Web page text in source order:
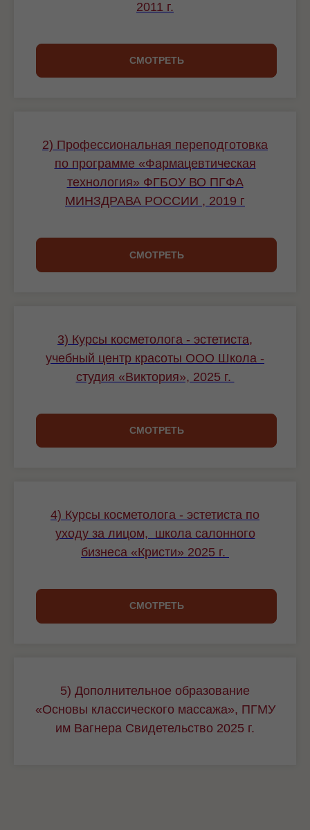
2011 г.
СМОТРЕТЬ
2) Профессиональная переподготовка
по программе «Фармацевтическая
технология» ФГБОУ ВО ПГФА
МИНЗДРАВА РОССИИ , 2019 г
СМОТРЕТЬ
3) Курсы косметолога - эстетиста,
учебный центр красоты ООО Школа -
студия «Виктория», 2025 г.
СМОТРЕТЬ
4) Курсы косметолога - эстетиста по
уходу за лицом, школа салонного
бизнеса «Кристи» 2025 г.
СМОТРЕТЬ
5) Дополнительное образование
«Основы классического массажа», ПГМУ
им Вагнера Свидетельство 2025 г.